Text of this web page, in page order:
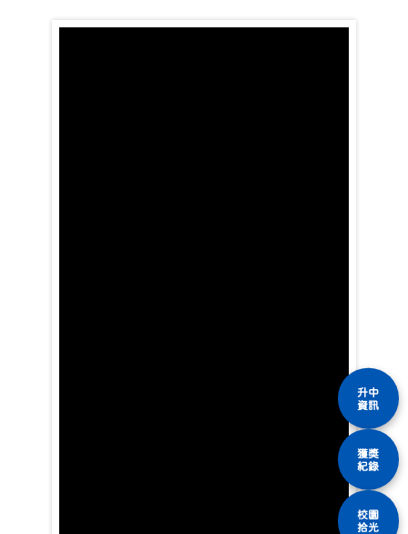
升中
資訊
獲獎
紀錄
校園
拾光